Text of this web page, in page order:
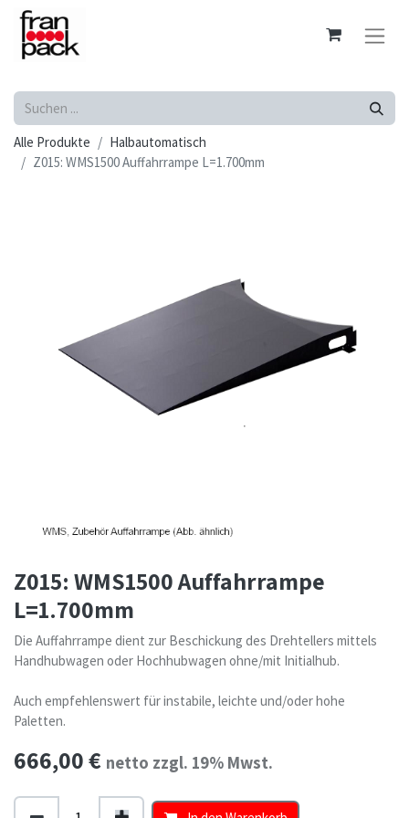
Alle Produkte
Halbautomatisch
Z015: WMS1500 Auffahrrampe L=1.700mm
Z015: WMS1500 Auffahrrampe
L=1.700mm
Die Auffahrrampe dient zur Beschickung des Drehtellers mittels
Handhubwagen oder Hochhubwagen ohne/mit Initialhub.
Auch empfehlenswert für instabile, leichte und/oder hohe
Paletten.
666,00€ netto zzgl. 19% Mwst.